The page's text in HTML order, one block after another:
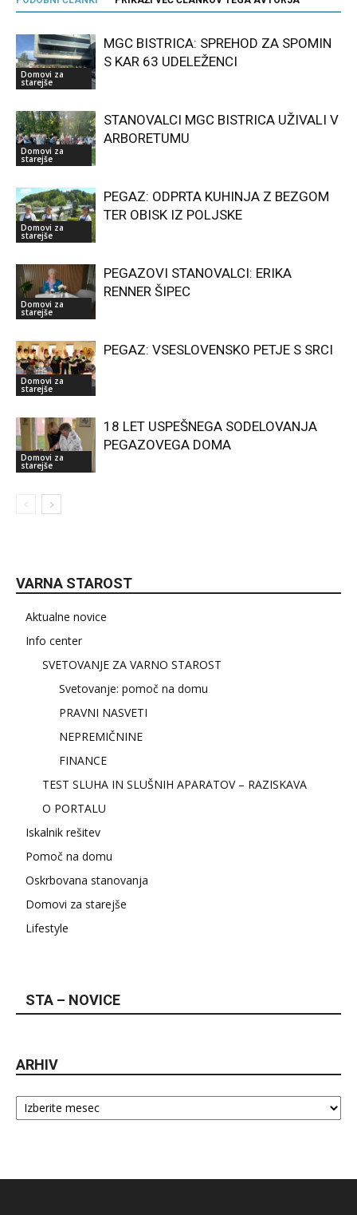
Domovi za
starejše
MGC BISTRICA: SPREHOD ZA SPOMIN
S KAR 63 UDELEŽENCI
Domovi za
starejše
STANOVALCI MGC BISTRICA UŽIVALI V
ARBORETUMU
Domovi za
starejše
PEGAZ: ODPRTA KUHINJA Z BEZGOM
TER OBISK IZ POLJSKE
Domovi za
starejše
PEGAZOVI STANOVALCI: ERIKA
RENNER ŠIPEC
Domovi za
starejše
PEGAZ: VSESLOVENSKO PETJE S SRCI
Domovi za
starejše
18 LET USPEŠNEGA SODELOVANJA
PEGAZOVEGA DOMA
VARNA STAROST
Aktualne novice
Info center
SVETOVANJE ZA VARNO STAROST
Svetovanje: pomoč na domu
PRAVNI NASVETI
NEPREMIČNINE
FINANCE
TEST SLUHA IN SLUŠNIH APARATOV – RAZISKAVA
O PORTALU
Iskalnik rešitev
Pomoč na domu
Oskrbovana stanovanja
Domovi za starejše
Lifestyle
STA – NOVICE
ARHIV
Arhiv